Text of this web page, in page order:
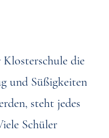
Klosterschule die
und Süßigkeiten
steht jedes
Schüler